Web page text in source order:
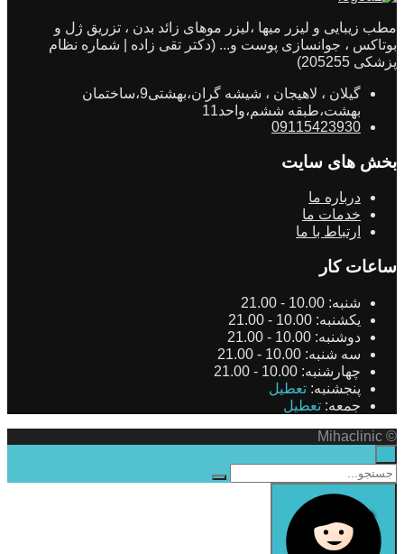
مطب زیبایی و لیزر میها ،لیزر موهای زائد بدن ، تزریق ژل و
بوتاکس ، جوانسازی پوست و... (دکتر تقی زاده | شماره نظام
پزشکی 205255)
گیلان ، لاهیجان ، شیشه گران،بهشتی9،ساختمان
بهشت،طبقه ششم،واحد11
09115423930
بخش های سایت
درباره ما
خدمات ما
ارتباط با ما
ساعات کار
شنبه: 10.00 - 21.00
یکشنبه: 10.00 - 21.00
دوشنبه: 10.00 - 21.00
سه شنبه: 10.00 - 21.00
چهارشنبه: 10.00 - 21.00
پنجشنبه: تعطیل
جمعه: تعطیل
© Mihaclinic